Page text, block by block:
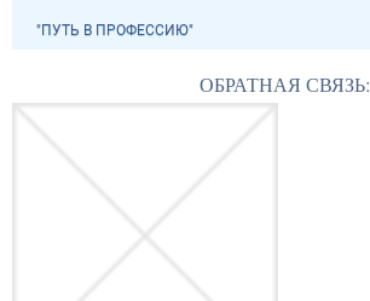
"ПУТЬ В ПРОФЕССИЮ"
ОБРАТНАЯ СВЯЗЬ: